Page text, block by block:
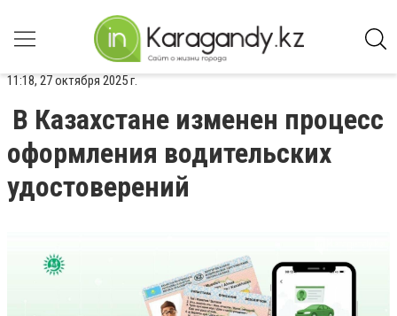
11:18, 27 октября 2025 г.
В Казахстане изменен процесс
оформления водительских
удостоверений